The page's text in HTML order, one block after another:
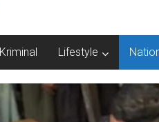
Kriminal Lifestyle